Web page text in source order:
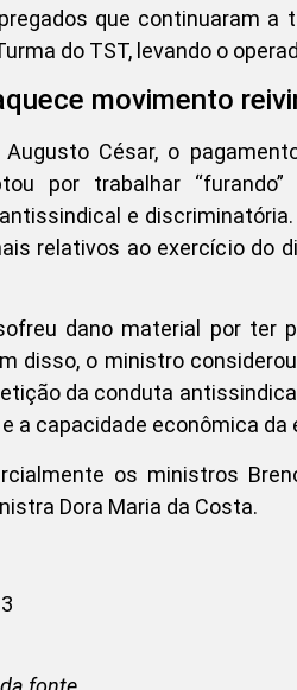
que continuaram a
do TST, levando o
movimento
César, o
por trabalhar
e
relativos ao exercício do
dano material por ter
disso, o ministro
da conduta
a capacidade econômica da
os ministros
Dora Maria da Costa.